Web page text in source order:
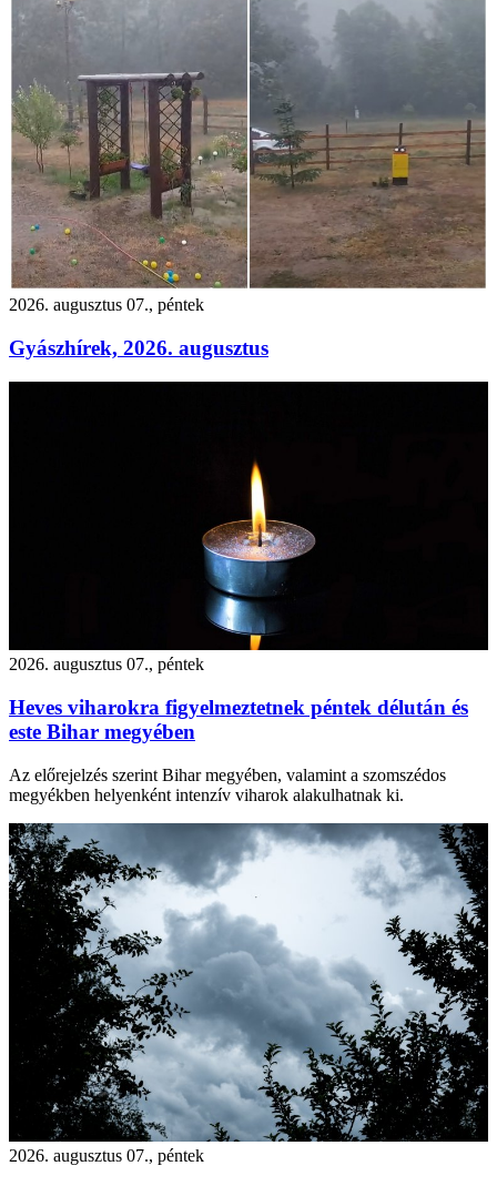
2026. augusztus 07., péntek
Gyászhírek, 2026. augusztus
2026. augusztus 07., péntek
Heves viharokra figyelmeztetnek péntek délután és
este Bihar megyében
Az előrejelzés szerint Bihar megyében, valamint a szomszédos
megyékben helyenként intenzív viharok alakulhatnak ki.
2026. augusztus 07., péntek